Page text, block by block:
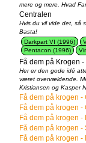
mere og mere. Hvad
Centralen
Hvis du vil vide det, så
Basta!
Darkpart VI (1996)
Pentacon (1996)
Få dem på Krogen -
Her er den gode idé
været overvældende.
Kristiansen og Kasper
Få dem på krogen
Få dem på krogen -
Få dem på krogen -
Få dem på krogen -
Få dem på krogen